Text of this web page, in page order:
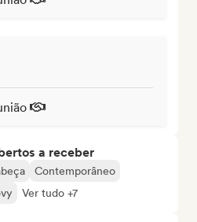
a receber
Contemporâneo
Ver tudo +7